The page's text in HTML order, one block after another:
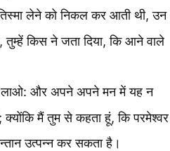
लेने को निकल कर आती थी, उन
किस ने जता दिया, कि आने वाले
लाओ: और अपने अपने मन में यह न
क्योंकि मैं तुम से कहता हूं, कि परमेश्वर
उत्पन्न कर सकता है।